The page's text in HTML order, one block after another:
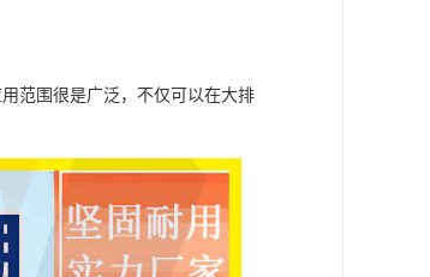
范围很是广泛，不仅可以在大排